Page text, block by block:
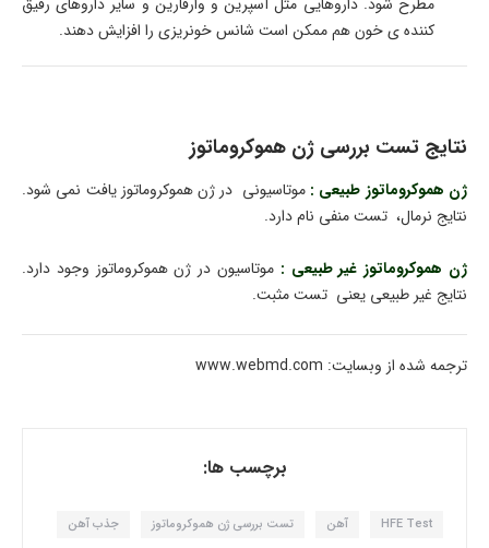
کننده ی خون هم ممکن است شانس خونریزی را افزایش دهند.
نتایج تست بررسی ژن هموکروماتوز
ژن هموکروماتوز طبیعی :موتاسیونی در ژن هموکروماتوز یافت نمی شود.
نتایج نرمال، تست منفی نام دارد.
ژن هموکروماتوز غیر طبیعی : موتاسیون در ژن هموکروماتوز وجود دارد.
نتایج غیر طبیعی یعنی تست مثبت.
ترجمه شده از وبسایت: www.webmd.com
برچسب ها:
HFE Test آهن تست بررسی ژن هموکروماتوز جذب آهن